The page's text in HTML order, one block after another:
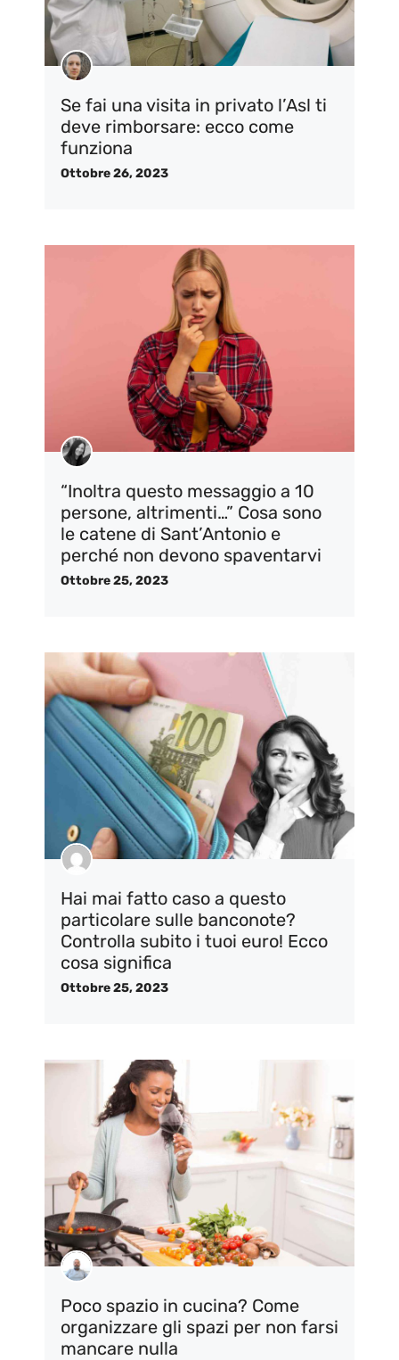
Se fai una visita in privato l’Asl ti
deve rimborsare: ecco come
funziona
Ottobre 26, 2023
“Inoltra questo messaggio a 10
persone, altrimenti…” Cosa sono
le catene di Sant’Antonio e
perché non devono spaventarvi
Ottobre 25, 2023
Hai mai fatto caso a questo
particolare sulle banconote?
Controlla subito i tuoi euro! Ecco
cosa significa
Ottobre 25, 2023
Poco spazio in cucina? Come
organizzare gli spazi per non farsi
mancare nulla